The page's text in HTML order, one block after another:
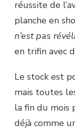
réussite de
planche en
n’est pas
en trifin avec
Le stock est
mais toutes
la fin du mois
déjà comme